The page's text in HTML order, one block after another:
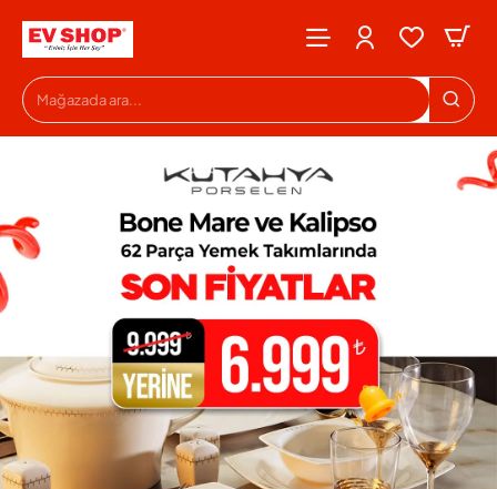
Evshop
Mağazada
ara...